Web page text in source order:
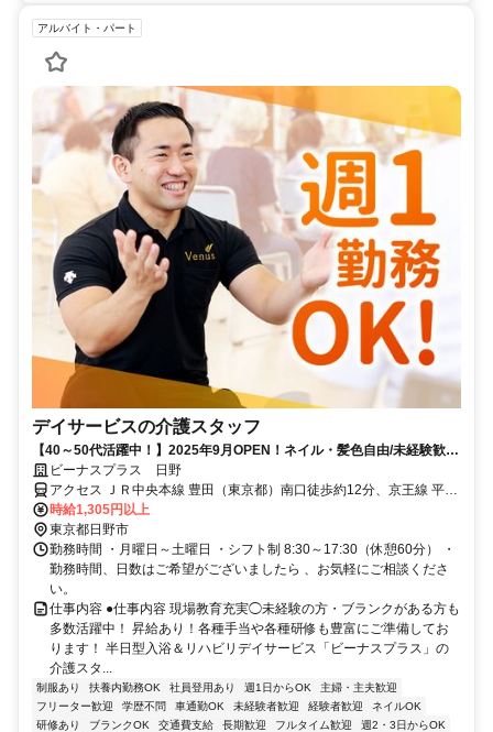
アルバイト・パート
デイサービスの介護スタッフ
【40～50代活躍中！】2025年9月OPEN！ネイル・髪色自由/未経験歓迎
／リハビリデイサービスの介護スタッフ
ビーナスプラス 日野
アクセス ＪＲ中央本線 豊田（東京都）南口徒歩約12分、京王線 平山
城址公園徒歩約15分
時給1,305円以上
東京都日野市
勤務時間 ・月曜日～土曜日 ・シフト制 8:30～17:30（休憩60分） ・
勤務時間、日数はご希望がございましたら 、お気軽にご相談くださ
い。
仕事内容 ●仕事内容 現場教育充実◯未経験の方・ブランクがある方も
多数活躍中！ 昇給あり！各種手当や各種研修も豊富にご準備してお
ります！ 半日型入浴＆リハビリデイサービス「ビーナスプラス」の
介護スタ...
制服あり 扶養内勤務OK 社員登用あり 週1日からOK
主婦・主夫歓迎
フリーター歓迎
学歴不問 車通勤OK 未経験者歓迎 経験者歓迎
ネイルOK
研修あり
ブランクOK 交通費支給 長期歓迎 フルタイム歓迎
週2・3日からOK